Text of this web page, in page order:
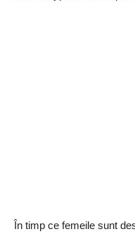
În timp ce femeile sunt